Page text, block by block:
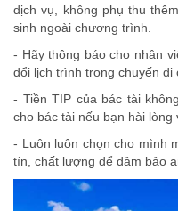
dịch vụ, không phụ thu
sinh ngoài chương trình.
- Hãy thông báo cho nhân
đổi lịch trình trong chuyến đi
- Tiền TIP của bác tài
cho bác tài nếu bạn hài
- Luôn luôn chọn cho mình
tín, chất lượng để đảm bảo